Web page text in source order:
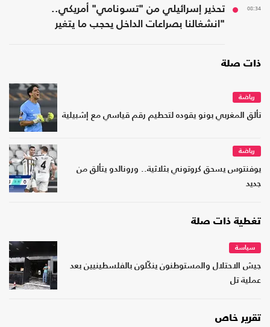
08:34
تحذير إسرائيلي من "تسونامي" أمريكي..
"انشغالنا بصراعات الداخل يحجب ما يتغير
ذات صلة
رياضة
تألق المغربي بونو يقوده لتحطيم رقم قياسي مع إشبيلية
رياضة
يوفنتوس يسحق كروتوني بثلاثية.. ورونالدو يتألق من
جديد
تغطية ذات صلة
سياسة
جيش الاحتلال والمستوطنون ينكّلون بالفلسطينيين بعد
عملية تل
تقرير خاص